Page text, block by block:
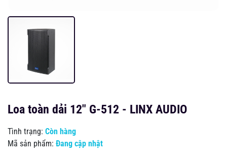
Loa toàn dải 12" G-512 - LINX AUDIO
Tình trạng: Còn hàng
Mã sản phẩm: Đang cập nhật